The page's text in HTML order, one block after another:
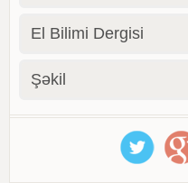
El Bilimi Dergisi
Şəkil